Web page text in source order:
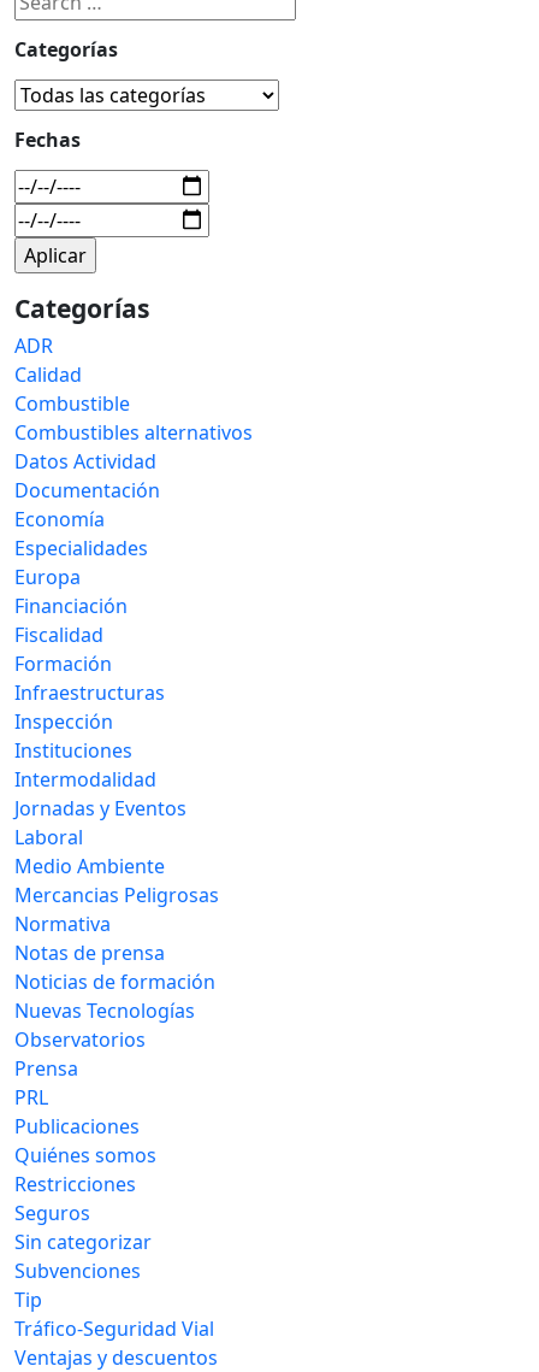
Categorías
Fechas
Categorías
ADR
Calidad
Combustible
Combustibles alternativos
Datos Actividad
Documentación
Economía
Especialidades
Europa
Financiación
Fiscalidad
Formación
Infraestructuras
Inspección
Instituciones
Intermodalidad
Jornadas y Eventos
Laboral
Medio Ambiente
Mercancias Peligrosas
Normativa
Notas de prensa
Noticias de formación
Nuevas Tecnologías
Observatorios
Prensa
PRL
Publicaciones
Quiénes somos
Restricciones
Seguros
Sin categorizar
Subvenciones
Tip
Tráfico-Seguridad Vial
Ventajas y descuentos